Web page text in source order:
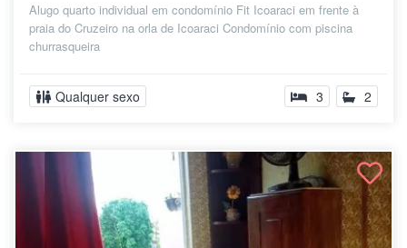
Alugo quarto individual em condomínio Fit Icoaraci em frente à
praia do Cruzeiro na orla de Icoaraci Condomínio com piscina
churrasqueira
Qualquer sexo 3 2